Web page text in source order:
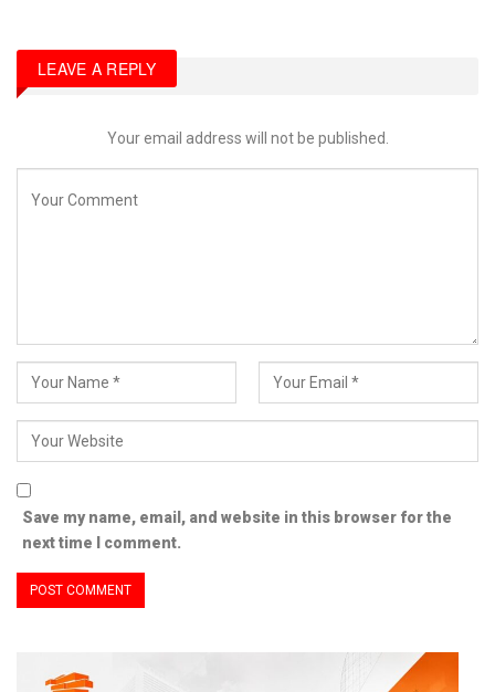
LEAVE A REPLY
Your email address will not be published.
Save my name, email, and website in this browser for the
next time I comment.